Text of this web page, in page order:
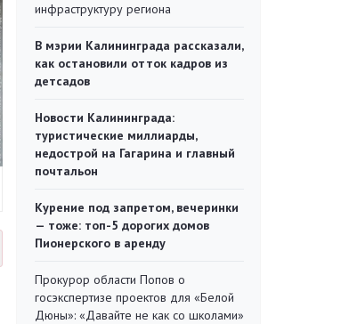
инфраструктуру региона
В мэрии Калининграда рассказали,
как остановили отток кадров из
детсадов
Новости Калининграда:
туристические миллиарды,
недострой на Гагарина и главный
почтальон
Курение под запретом, вечеринки
— тоже: топ-5 дорогих домов
Пионерского в аренду
Прокурор области Попов о
госэкспертизе проектов для «Белой
Дюны»: «Давайте не как со школами»